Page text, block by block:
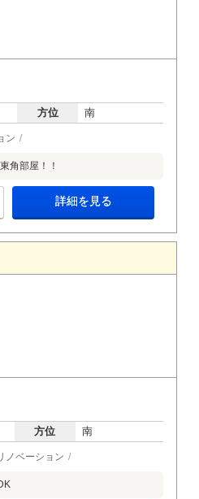
方位 南
ン
角部屋！！
詳細を見る
方位 南
ノベーション